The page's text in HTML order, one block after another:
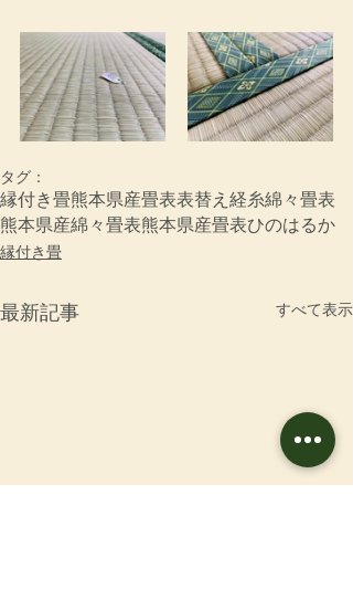
タグ：
縁付き畳熊本県産畳表表替え経糸綿々畳表
熊本県産綿々畳表熊本県産畳表ひのはるか
縁付き畳
最新記事 すべて表示